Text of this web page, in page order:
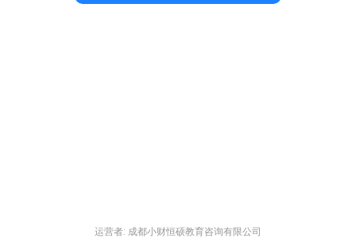
运营者: 成都小财恒硕教育咨询有限公司